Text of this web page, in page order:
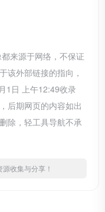
来源于网络，不保证
该外部链接的指向，
1日 上午12:49收录
后期网页的内容如出
除，轻工具导航不承
收集与分享！